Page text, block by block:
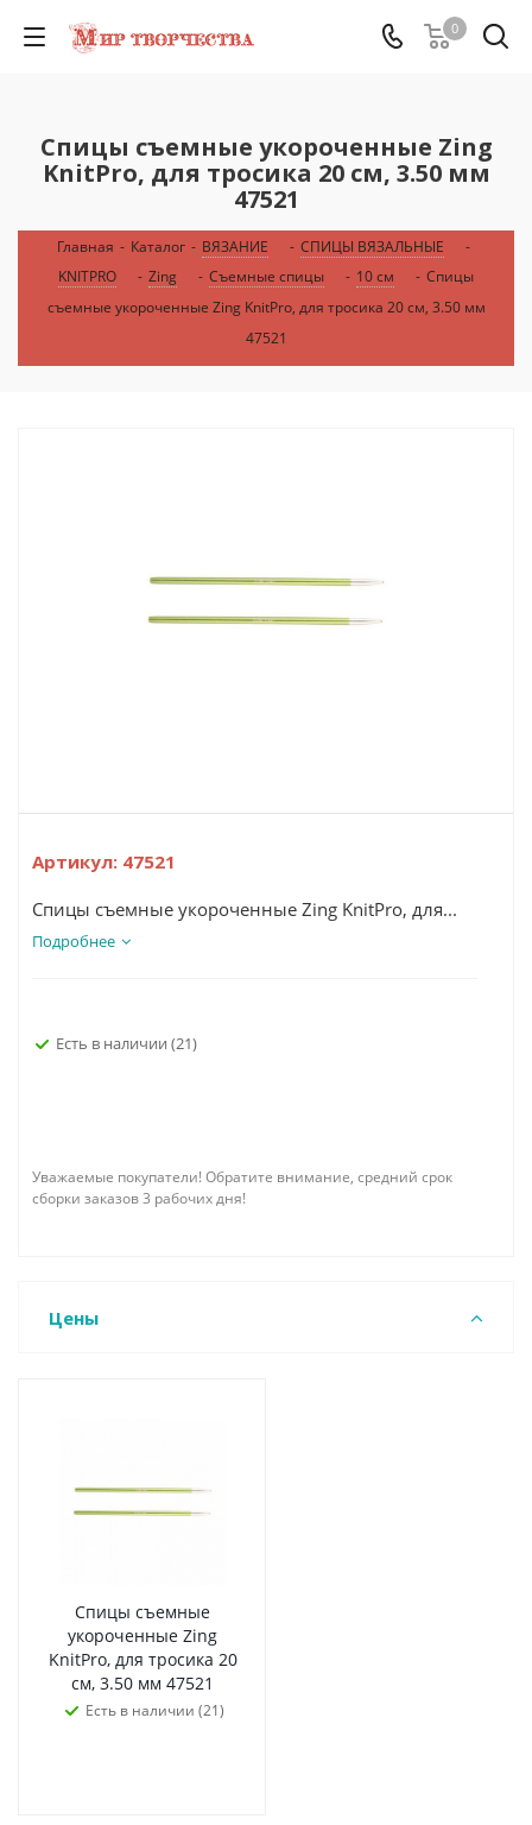
0
Спицы съемные укороченные Zing
KnitPro, для тросика 20 см, 3.50 мм
47521
Главная - Каталог - ВЯЗАНИЕ - СПИЦЫ ВЯЗАЛЬНЫЕ
-
KNITPRO
- Zing - Съемные спицы - 10 см - Спицы
съемные укороченные Zing KnitPro, для тросика 20 см, 3.50 мм
47521
Артикул: 47521
Спицы съемные укороченные Zing KnitPro, для...
Подробнее
Есть в наличии (21)
Уважаемые покупатели! Обратите внимание, средний срок
сборки заказов 3 рабочих дня!
Цены
Спицы съемные
укороченные Zing
KnitPro, для тросика 20
см, 3.50 мм 47521
Есть в наличии (21)